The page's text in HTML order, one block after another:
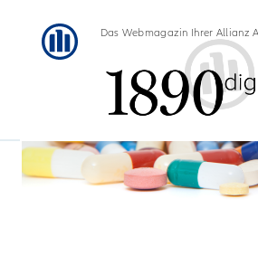
Das Webmagazin Ihrer Allianz